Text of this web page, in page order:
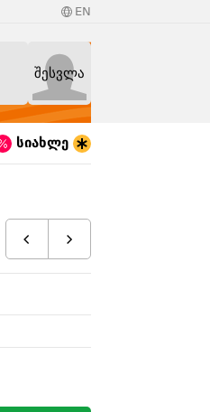
EN
შესვლა
სიახლე